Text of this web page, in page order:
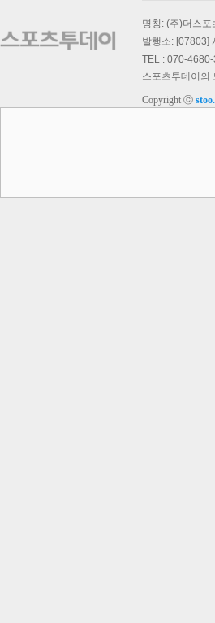
명칭: (주)더스포
발행소: [07803]
TEL : 070-
스포츠투데이의
Copyright ⓒ